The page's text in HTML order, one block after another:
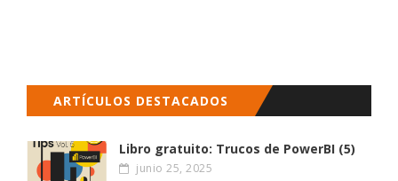
ARTÍCULOS DESTACADOS
Libro gratuito: Trucos de PowerBI (5)
junio 25, 2025